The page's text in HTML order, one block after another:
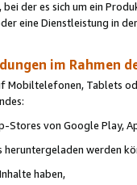
der es sich um ein
eine Dienstleistung in
im Rahmen
Mobiltelefonen, Tablets
Stores von Google Play,
heruntergeladen werden
haben,